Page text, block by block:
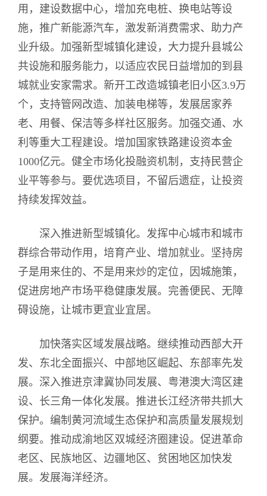
用，建设数据中心，增加充电桩、换电站等设
施，推广新能源汽车，激发新消费需求、助力产
业升级。加强新型城镇化建设，大力提升县城公
共设施和服务能力，以适应农民日益增加的到县
城就业安家需求。新开工改造城镇老旧小区3.9万
个，支持管网改造、加装电梯等，发展居家养
老、用餐、保洁等多样社区服务。加强交通、水
利等重大工程建设。增加国家铁路建设资本金
1000亿元。健全市场化投融资机制，支持民营企
业平等参与。要优选项目，不留后遗症，让投资
持续发挥效益。
深入推进新型城镇化。发挥中心城市和城市
群综合带动作用，培育产业、增加就业。坚持房
子是用来住的、不是用来炒的定位，因城施策，
促进房地产市场平稳健康发展。完善便民、无障
碍设施，让城市更宜业宜居。
加快落实区域发展战略。继续推动西部大开
发、东北全面振兴、中部地区崛起、东部率先发
展。深入推进京津冀协同发展、粤港澳大湾区建
设、长三角一体化发展。推进长江经济带共抓大
保护。编制黄河流域生态保护和高质量发展规划
纲要。推动成渝地区双城经济圈建设。促进革命
老区、民族地区、边疆地区、贫困地区加快发
展。发展海洋经济。